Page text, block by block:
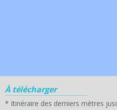
À télécharger
* Itinéraire des derniers mètres